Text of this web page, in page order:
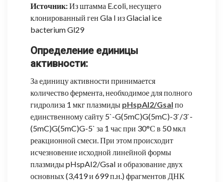
Источник:Из штамма E.coli, несущего
клонированный ген Gla I из Glacial ice
bacterium Gl29
Определение единицы
активности:
За единицу активности принимается
количество фермента, необходимое для полного
гидролиза 1 мкг плазмиды pHspAI2/GsaI по
единственному сайту 5`-G(5mC)G(5mC)-3`/3`-
(5mC)G(5mC)G-5` за 1 час при 30°С в 50 мкл
реакционной смеси. При этом происходит
исчезновение исходной линейной формы
плазмиды pHspAI2/GsaI и образование двух
основных (3,419 и 699 п.н.) фрагментов ДНК